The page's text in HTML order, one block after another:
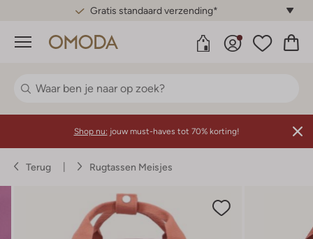
Gratis standaard verzending*
Menu
Shop nu: jouw must-haves tot 70% korting!
Terug Rugtassen Meisjes